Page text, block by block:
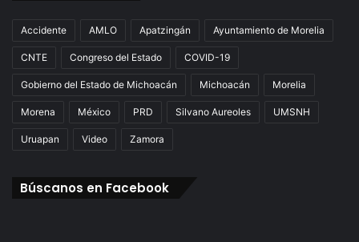
Accidente AMLO Apatzingán Ayuntamiento de Morelia
CNTE Congreso del Estado COVID-19
Gobierno del Estado de Michoacán Michoacán Morelia
Morena México PRD Silvano Aureoles UMSNH
Uruapan Video Zamora
Búscanos en Facebook